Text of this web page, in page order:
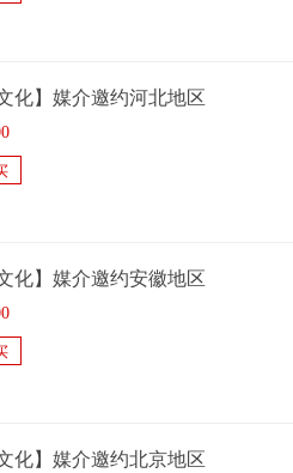
化】媒介邀约河北地区
化】媒介邀约安徽地区
化】媒介邀约北京地区